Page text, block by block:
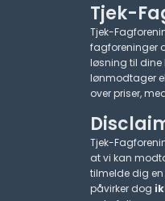
Tjek-
Tjek-
fagforeninger
løsning til dine
lønmodtager
over priser,
Tjek-
at vi kan
tilmelde dig en
påvirker dog